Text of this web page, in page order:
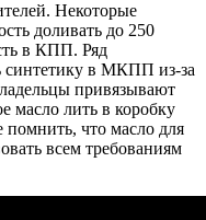
Некоторые
доливать до 250
в КПП. Ряд
синтетику в МКПП из-за
привязывают
масло лить в коробку
помнить, что масло для
всем требованиям